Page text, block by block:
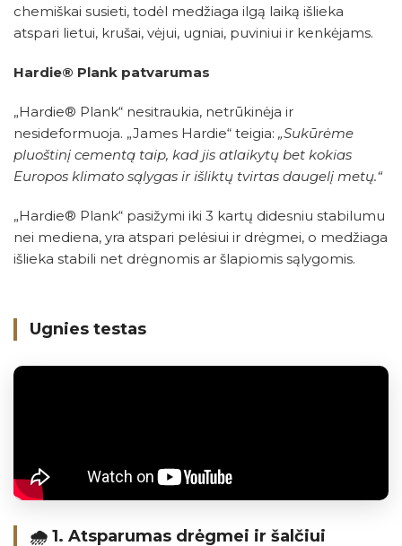
chemiškai susieti, todėl medžiaga ilgą laiką išlieka
atspari lietui, krušai, vėjui, ugniai, puviniui ir kenkėjams.
Hardie® Plank patvarumas
„Hardie® Plank“ nesitraukia, netrūkinėja ir
nesideformuoja. „James Hardie“ teigia: „Sukūrėme
pluoštinį cementą taip, kad jis atlaikytų bet kokias
Europos klimato sąlygas ir išliktų tvirtas daugelį metų.“
„Hardie® Plank“ pasižymi iki 3 kartų didesniu stabilumu
nei mediena, yra atspari pelėsiui ir drėgmei, o medžiaga
išlieka stabili net drėgnomis ar šlapiomis sąlygomis.
Ugnies testas
🌧️ 1. Atsparumas drėgmei ir šalčiui